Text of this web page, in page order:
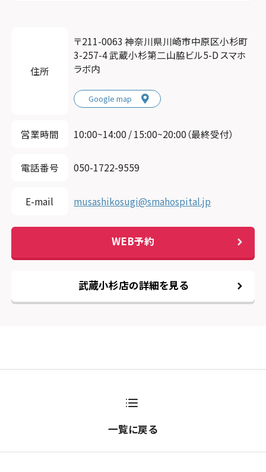
住所
〒211-0063 神奈川県川崎市中原区小杉町
3-257-4 武蔵小杉第二山脇ビル5-D スマホ
ラボ内
Google map
営業時間 10:00~14:00 / 15:00~20:00（最終受付）
電話番号 050-1722-9559
E-mail musashikosugi@smahospital.jp
WEB予約
武蔵小杉店の詳細を見る
一覧に戻る